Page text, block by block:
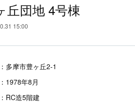
丘団地 4号棟
15:00
多摩市豊ヶ丘2-1
1978年8月
RC造5階建